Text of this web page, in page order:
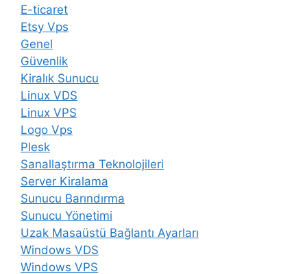
E-ticaret
Etsy Vps
Genel
Güvenlik
Kiralık Sunucu
Linux VDS
Linux VPS
Logo Vps
Plesk
Sanallaştırma Teknolojileri
Server Kiralama
Sunucu Barındırma
Sunucu Yönetimi
Uzak Masaüstü Bağlantı Ayarları
Windows VDS
Windows VPS